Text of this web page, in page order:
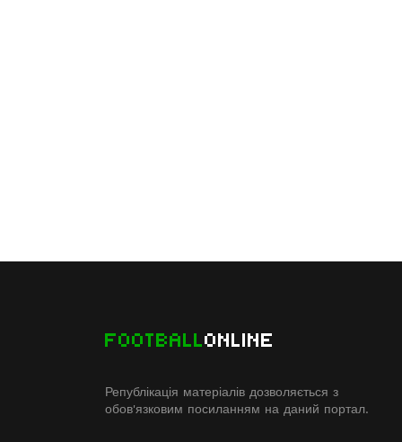
FOOTBALLONLINE
Републікація матеріалів дозволяється з
обов'язковим посиланням на даний портал.